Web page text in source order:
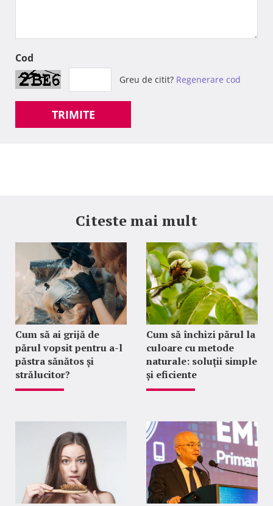
Cod
Greu de citit? Regenerare cod
TRIMITE
Citeste mai mult
Cum să ai grijă de
părul vopsit pentru a-l
păstra sănătos și
strălucitor?
Cum să închizi părul la
culoare cu metode
naturale: soluții simple
și eficiente